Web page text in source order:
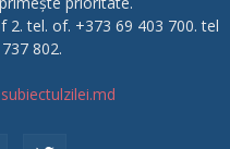
2. tel. of. +373 69 403 700. tel
802.